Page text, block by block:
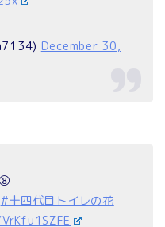
December 30,
#十四代目トイレの花